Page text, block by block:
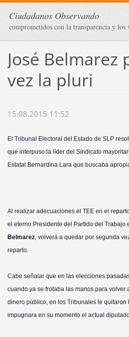
Ciudadanos Observando
comprometidos con la transparencia y los
José Belmarez
vez la pluri
15.08.2015 11:52
El Tribunal Electoral del Estado de SLP
que interpuso la líder del Sindicato
Estatal Bernardina Lara que buscaba
Al realizar adecuaciones el TEE en el
el eterno Presidente del Partido del Trabajo
Belmarez, volverá a quedar por segunda
reparto.
Cabe señalar que en las elecciones
cuando ya se frotaba las manos para volver
dinero público, en los Tribunales le
impugnara en su momento el actual